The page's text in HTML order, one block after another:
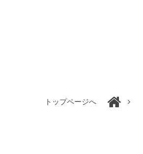
トップページへ